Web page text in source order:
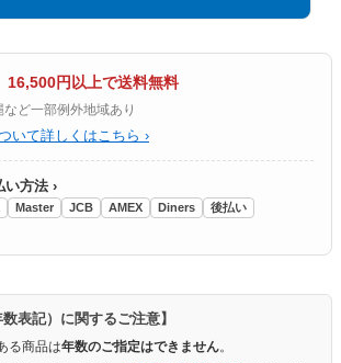
16,500円以上で送料無料
ど一部例外地域あり
いて詳しくはこちら ›
い方法 ›
Master JCB AMEX Diners
後払い
表記）に関するご注意】
る商品は年数のご指定はできません。